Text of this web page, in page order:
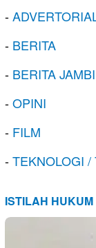
-
- BERITA
- BERITA JAMBI
-OPINI
- FILM
-TEKNOLOGI /
ISTILAH HUKUM